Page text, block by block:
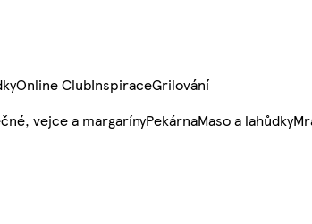
Online ClubInspiraceGrilování
vejce a margarínyPekárnaMaso a lahůdky